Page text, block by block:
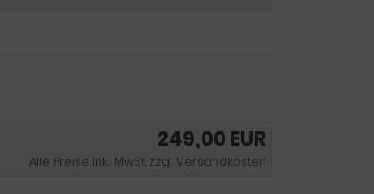
249,00 EUR
Alle Preise inkl. MwSt. zzgl. Versandkosten